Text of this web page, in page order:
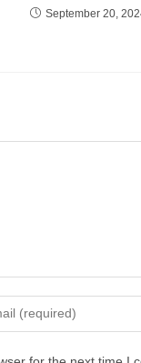
September 20,